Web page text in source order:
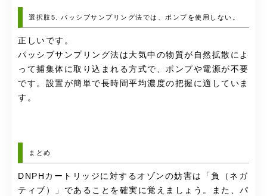
選択肢5. パッシブサンプリング法では、ポンプを使用しない。
正しいです。
パッシブサンプリング法は大気中の物質が自然拡散によ
って捕集体に取り込まれる方式で、ポンプや電源が不要
です。設置が簡単で長時間平均濃度の把握に適していま
す。
まとめ
DNPHカートリッジに対するオゾンの妨害は「負（ネガ
ティブ）」であることを確実に覚えましょう。また、パ